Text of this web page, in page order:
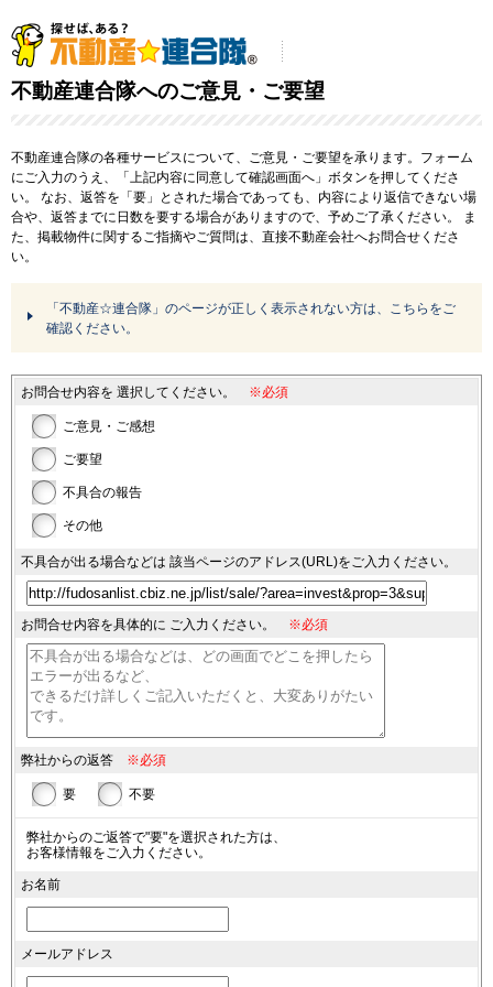
不動産連合隊へのご意見・ご要望
不動産連合隊の各種サービスについて、ご意見・ご要望を承ります。フォーム
にご入力のうえ、「上記内容に同意して確認画面へ」ボタンを押してくださ
い。
なお、返答を「要」とされた場合であっても、内容により返信できない場
合や、返答までに日数を要する場合がありますので、予めご了承ください。
ま
た、掲載物件に関するご指摘やご質問は、直接不動産会社へお問合せくださ
い。
「不動産☆連合隊」のページが正しく表示されない方は、こちらをご
確認ください。
お問合せ内容を 選択してください。 ※必須
ご意見・ご感想
ご要望
不具合の報告
その他
不具合が出る場合などは 該当ページのアドレス(URL)をご入力ください。
お問合せ内容を具体的に ご入力ください。 ※必須
弊社からの返答 ※必須
要 不要
弊社からのご返答で"要"を選択された方は、
お客様情報をご入力ください。
お名前
メールアドレス